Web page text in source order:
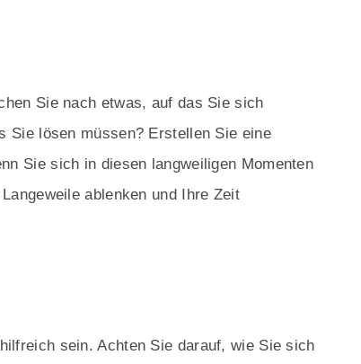
Sie nach etwas, auf das Sie sich
Sie lösen müssen? Erstellen Sie eine
Sie sich in diesen langweiligen Momenten
ablenken und Ihre Zeit
sein. Achten Sie darauf, wie Sie sich